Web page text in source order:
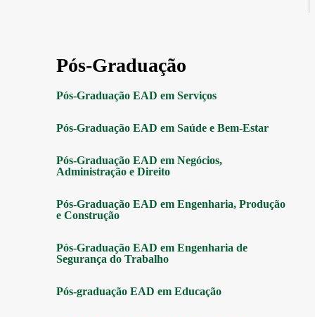
Pós-Graduação
Pós-Graduação EAD em Serviços
Pós-Graduação EAD em Saúde e Bem-Estar
Pós-Graduação EAD em Negócios,
Administração e Direito
Pós-Graduação EAD em Engenharia, Produção
e Construção
Pós-Graduação EAD em Engenharia de
Segurança do Trabalho
Pós-graduação EAD em Educação